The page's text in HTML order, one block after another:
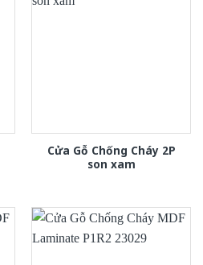
Cửa Gỗ Chống Cháy 2P
son xam